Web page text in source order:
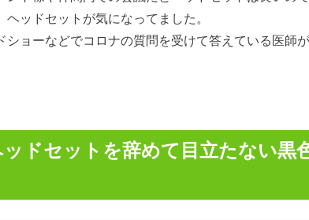
ッドセットが気になってました。
ショーなどでコロナの質問を受けて答えている医師
ドセットを辞めて目立たない黒